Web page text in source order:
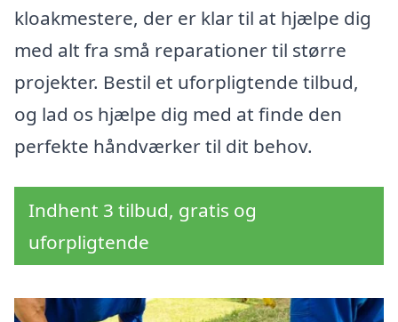
kloakmestere, der er klar til at hjælpe dig
med alt fra små reparationer til større
projekter. Bestil et uforpligtende tilbud,
og lad os hjælpe dig med at finde den
perfekte håndværker til dit behov.
Indhent 3 tilbud, gratis og
uforpligtende